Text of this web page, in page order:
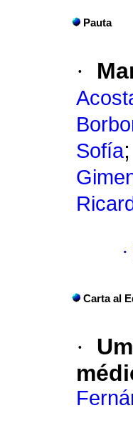
Pauta
·
Sofía;
·
Carta al
·